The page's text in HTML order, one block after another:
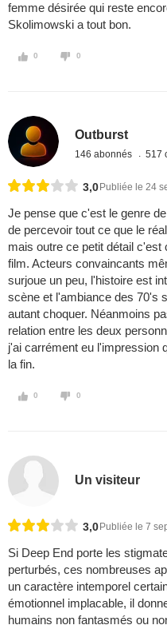
femme désirée qui reste
Skolimowski a tout bon.
0 0
Outburst
146 abonnés 517
3,0 Publiée le 24
Je pense que c'est le genre
de percevoir tout ce que le
mais outre ce petit détail c'est
film. Acteurs convaincants
surjoue un peu, l'histoire est
scène et l'ambiance des 70's
autant choquer. Néanmoins
relation entre les deux
j'ai carrément eu l'impression
la fin.
0 0
Un visiteur
3,0 Publiée le 7
Si Deep End porte les
perturbés, ces nombreuses
un caractère intemporel
émotionnel implacable, il
humains non fantasmés ou